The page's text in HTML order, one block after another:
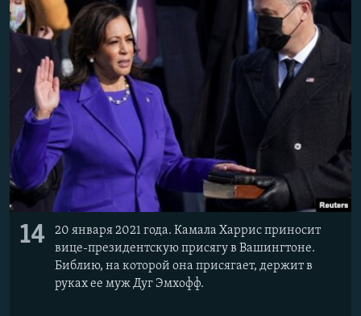
14
20 января 2021 года. Камала Харрис приносит
вице-президентскую присягу в Вашингтоне.
Библию, на которой она присягает, держит в
руках ее муж Дуг Эмхофф.